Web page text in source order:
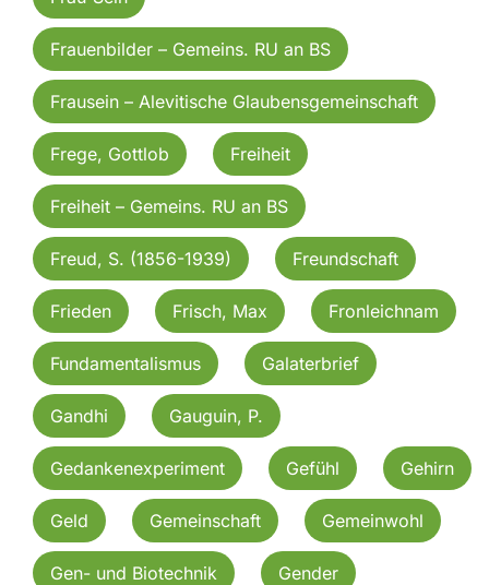
Frauenbilder – Gemeins. RU an BS
Frausein – Alevitische Glaubensgemeinschaft
Frege, Gottlob Freiheit
Freiheit – Gemeins. RU an BS
Freud, S. (1856-1939) Freundschaft
Frieden Frisch, Max Fronleichnam
Fundamentalismus Galaterbrief
Gandhi Gauguin, P.
Gedankenexperiment Gefühl Gehirn
Geld Gemeinschaft Gemeinwohl
Gen- und Biotechnik Gender